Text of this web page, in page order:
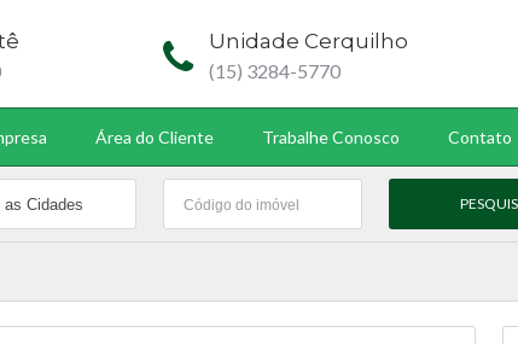
Unidade Cerquilho
(15) 3284-5770
Área do Cliente Trabalhe Conosco Contato